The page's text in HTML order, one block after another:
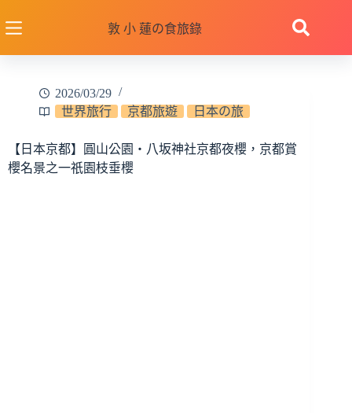
至
敦 小 蓮の食旅錄
2026/03/29
世界旅行
京都旅遊 日本の旅
【日本京都】圓山公園‧八坂神社京都夜櫻，京都賞
櫻名景之一祇園枝垂櫻